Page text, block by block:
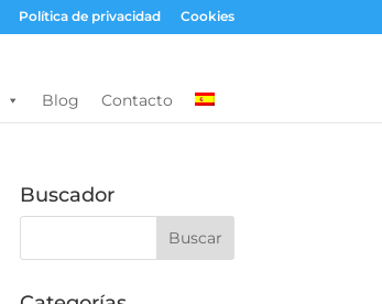
Política de privacidad Cookies
Blog Contacto
Buscador